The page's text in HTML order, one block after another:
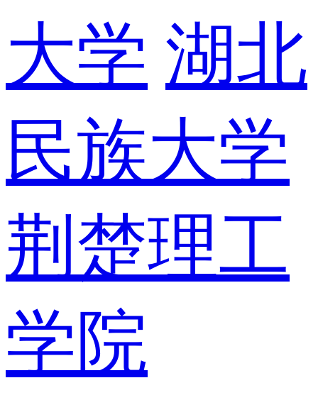
大学 湖北
民族大学
荆楚理工
学院